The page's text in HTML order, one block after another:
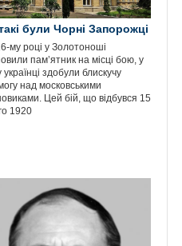
були Чорні Запорожці
му році у Золотоноші
пам’ятник на місці бою, у
українці здобули блискучу
над московськими
Цей бій, що відбувся 15
1920